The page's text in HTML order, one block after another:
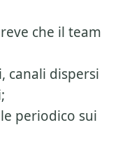
che il team
canali dispersi
periodico sui